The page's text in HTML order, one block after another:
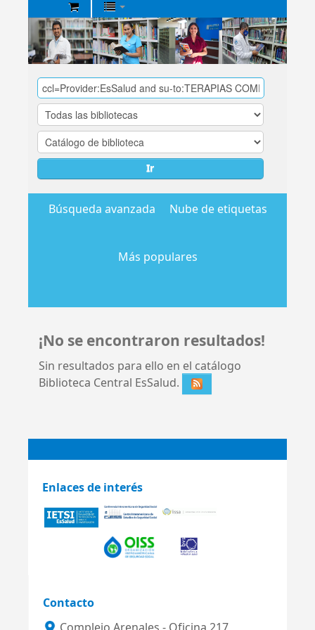
Biblioteca
Central
EsSalud
Ir
Búsqueda avanzada Nube de etiquetas
Más populares
¡No se encontraron resultados!
Sin resultados para ello en el catálogo
Biblioteca Central EsSalud.
Enlaces de interés
Contacto